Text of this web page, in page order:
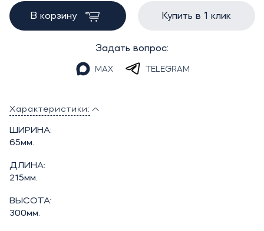
В корзину Купить в 1 клик
Задать вопрос:
MAX TELEGRAM
Характеристики:
ШИРИНА:
65мм.
ДЛИНА:
215мм.
ВЫСОТА:
300мм.